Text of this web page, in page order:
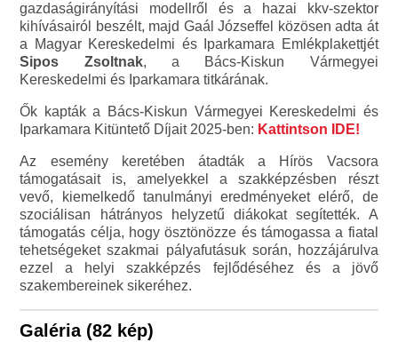
gazdaságirányítási modellről és a hazai kkv-szektor
kihívásairól beszélt, majd Gaál Józseffel közösen adta át
a Magyar Kereskedelmi és Iparkamara Emlékplakettjét
Sipos Zsoltnak, a Bács-Kiskun Vármegyei
Kereskedelmi és Iparkamara titkárának.
Ők kapták a Bács-Kiskun Vármegyei Kereskedelmi és
Iparkamara Kitüntető Díjait 2025-ben: Kattintson IDE!
Az esemény keretében átadták a Hírös Vacsora
támogatásait is, amelyekkel a szakképzésben részt
vevő, kiemelkedő tanulmányi eredményeket elérő, de
szociálisan hátrányos helyzetű diákokat segítették. A
támogatás célja, hogy ösztönözze és támogassa a fiatal
tehetségeket szakmai pályafutásuk során, hozzájárulva
ezzel a helyi szakképzés fejlődéséhez és a jövő
szakembereinek sikeréhez.
Galéria (82 kép)